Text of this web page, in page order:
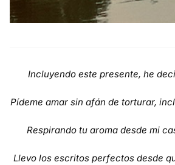
Incluyendo este presente, he
Pídeme amar sin afán de torturar,
Respirando tu aroma desde mi
Llevo los escritos perfectos desde